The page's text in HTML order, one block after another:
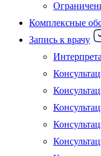
Комплексные
Запись к врачу